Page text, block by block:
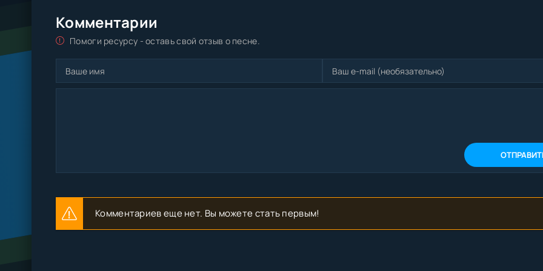
Комментарии
Помоги ресурсу - оставь свой отзыв о песне.
Комментариев еще нет. Вы можете стать первым!